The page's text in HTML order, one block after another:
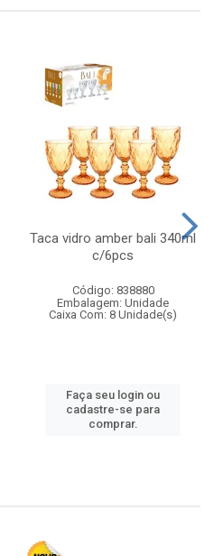
Taca vidro amber bali 340ml
c/6pcs
Código: 838880
Embalagem: Unidade
Caixa Com: 8 Unidade(s)
Faça seu login ou
cadastre-se para
comprar.